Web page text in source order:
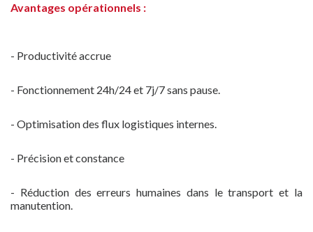
Avantages opérationnels :
- Productivité accrue
- Fonctionnement 24h/24 et 7j/7 sans pause.
- Optimisation des flux logistiques internes.
- Précision et constance
- Réduction des erreurs humaines dans le transport et la
manutention.